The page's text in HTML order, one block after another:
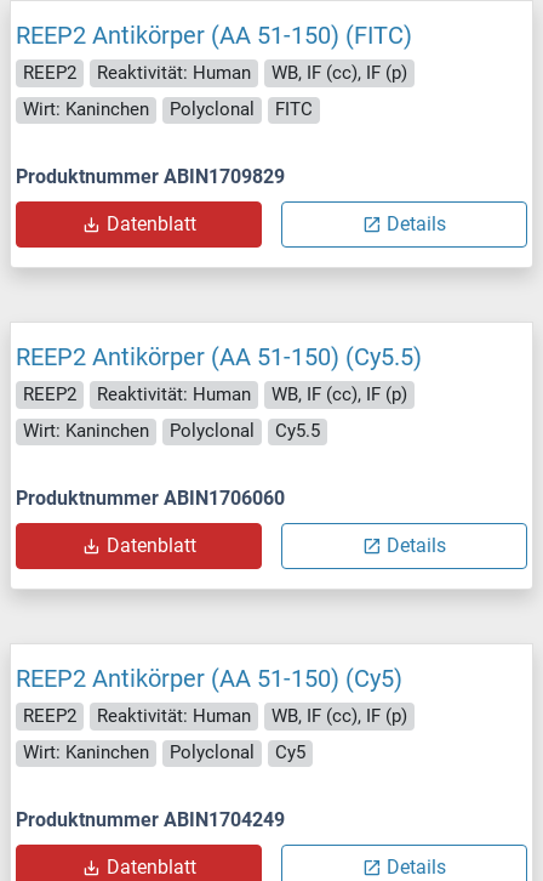
REEP2 Antikörper (AA 51-150) (FITC)
REEP2 Reaktivität: Human
WB, IF (cc), IF (p)
Wirt: Kaninchen
Polyclonal FITC
Produktnummer ABIN1709829
Datenblatt Details
REEP2 Antikörper (AA 51-150) (Cy5.5)
REEP2 Reaktivität: Human
WB, IF (cc), IF (p)
Wirt: Kaninchen
Polyclonal Cy5.5
Produktnummer ABIN1706060
Datenblatt Details
REEP2 Antikörper (AA 51-150) (Cy5)
REEP2 Reaktivität: Human
WB, IF (cc), IF (p)
Wirt: Kaninchen
Polyclonal Cy5
Produktnummer ABIN1704249
Datenblatt Details